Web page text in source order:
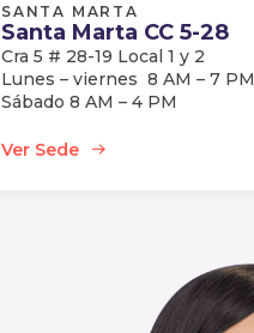
SANTA MARTA
Santa Marta CC 5-28
Cra 5 # 28-19 Local 1 y 2
Lunes – viernes 8 AM – 7 PM
Sábado 8 AM – 4 PM
Ver Sede